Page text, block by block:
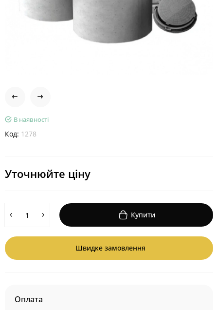
В наявності
Код: 1278
Уточнюйте ціну
Купити
Швидке замовлення
Оплата